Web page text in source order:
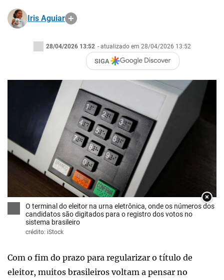
Iris Aguiar
28/04/2026 13:52 - atualizado em 28/04/2026 13:52
SIGA
×
O terminal do eleitor na urna eletrônica, onde os números dos
candidatos são digitados para o registro dos votos no
sistema brasileiro
crédito: iStock
Com o fim do prazo para regularizar o título de
eleitor, muitos brasileiros voltam a pensar no